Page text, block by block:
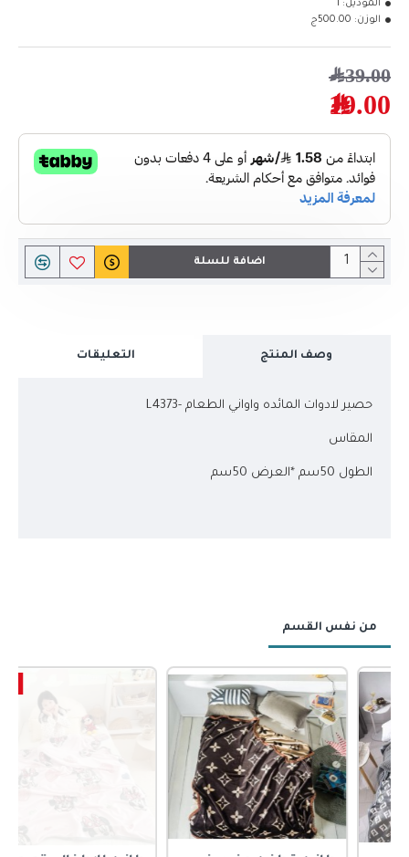
19.00﷼
39.00﷼
الموديل: 1
الوزن: 500.00ج
اضافة للسلة
وصف المنتج التعليقات
حصير لادوات المائده واواني الطعام -L4373
المقاس
الطول 50سم *العرض 50سم
من نفس القسم